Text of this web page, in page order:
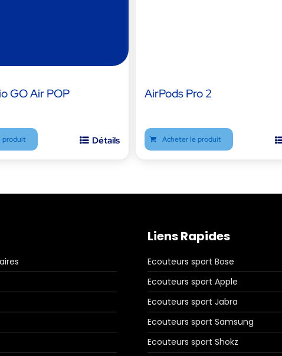
GO Air POP
produit Détails
AirPods Pro 2
Acheter le produit
Liens Rapides
Ecouteurs sport Bose
Ecouteurs sport Apple
Ecouteurs sport Jabra
Ecouteurs sport Samsung
Ecouteurs sport Shokz